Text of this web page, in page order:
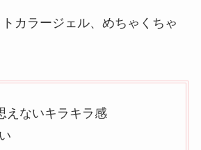
カラージェル、めちゃくちゃ
えないキラキラ感